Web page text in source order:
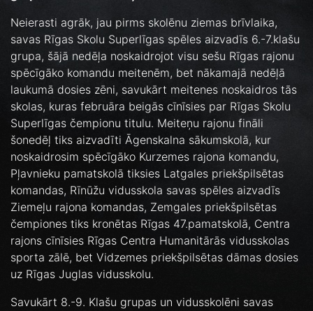
Neierasti agrāk, jau pirms skolēnu ziemas brīvlaika,
savas Rīgas Skolu Superlīgas spēles aizvadīs 6.-7.klašu
grupa, šājā nedēļa noskaidrojot visu sešu Rīgas rajonu
spēcīgāko komandu meitenēm, bet nākamajā nedēļā
laukumā dosies zēni, savukārt meitenes noskaidros tās
skolas, kuras februāra beigās cīnīsies par Rīgas Skolu
Superlīgas čempionu titulu. Meiteņu rajonu fināli
šonedēļ tiks aizvadīti Āgenskalna sākumskolā, kur
noskaidrosim spēcīgāko Kurzemes rajona komandu,
Pļavnieku pamatskolā tiksies Latgales priekšpilsētas
komandas, Rīnūžu vidusskola savas spēles aizvadīs
Ziemeļu rajona komandas, Zemgales priekšpilsētas
čempiones tiks kronētas Rīgas 47.pamatskolā, Centra
rajons cīnīsies Rīgas Centra Humanitārās vidusskolas
sporta zālē, bet Vidzemes priekšpilsētas dāmas dosies
uz Rīgas Juglas vidusskolu.
Savukārt 8.-9. Klašu grupas un vidusskolēni savas